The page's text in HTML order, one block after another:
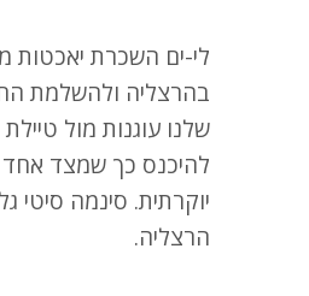
לי-ים השכרת יאכטות
בהרצליה ולהשלמת
שלנו עוגנות מול
להיכנס כך שמצד אחד
הרצליה.